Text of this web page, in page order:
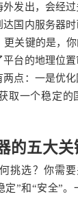
发出，会经
国内服务器
关键的是，
台的地理位置
点：一是优
取一个稳定的
的五大
挑选？你需
定”和“安全”。